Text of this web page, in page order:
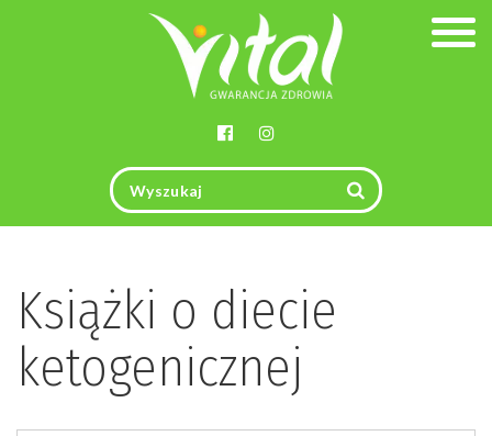
Książki o diecie
ketogenicznej